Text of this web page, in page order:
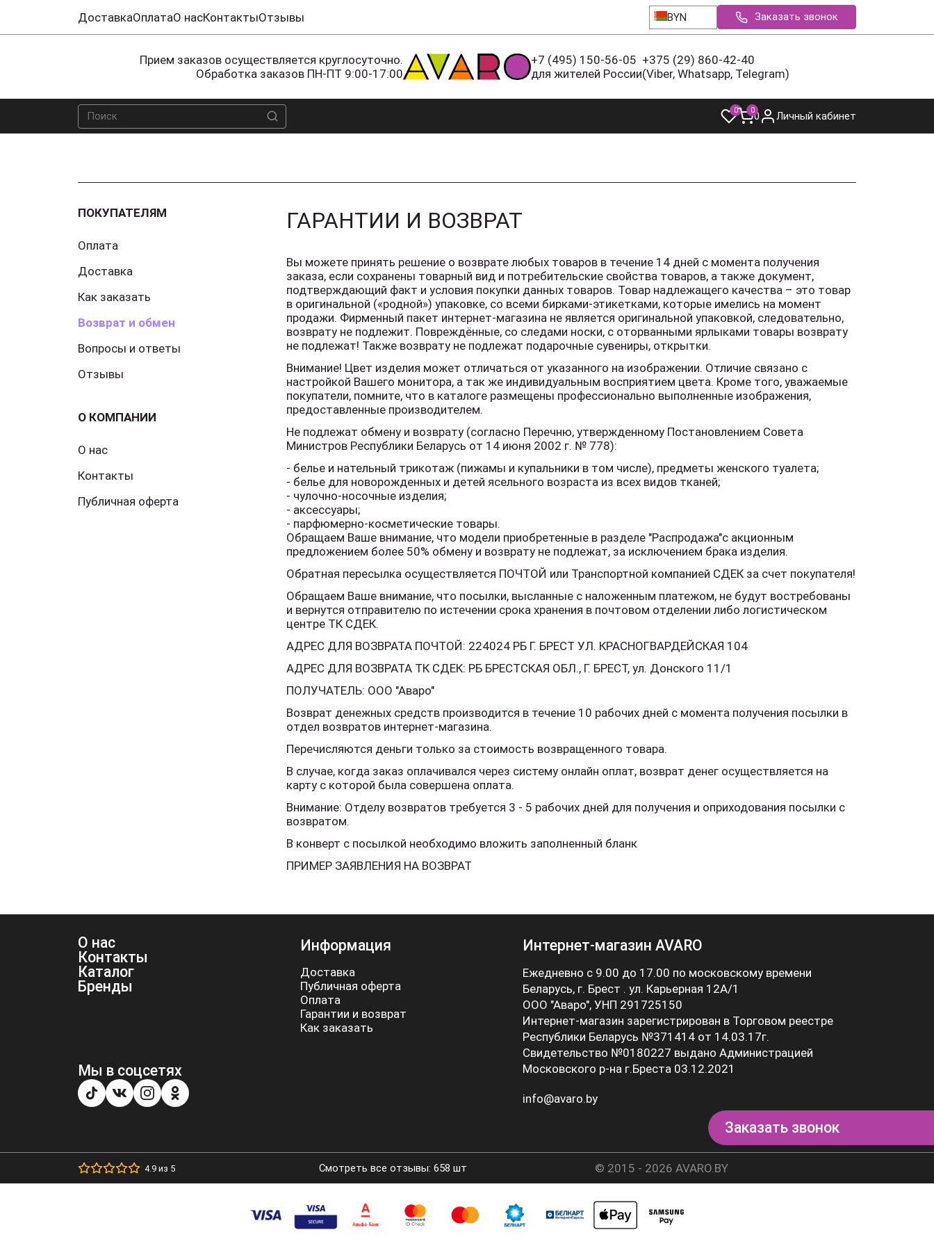
ДоставкаОплатаО насКонтактыОтзывы BYN Заказать звонок
Прием заказов осуществляется круглосуточно.
Обработка заказов ПН-ПТ 9:00-17:00
+7 (495) 150-56-05
для жителей России
+375 (29) 860-42-40
(Viber, Whatsapp, Telegram)
0 00 Личный кабинет
ГАРАНТИИ И ВОЗВРАТ
Вы можете принять решение о возврате любых товаров в течение 14 дней с момента получения
заказа, если сохранены товарный вид и потребительские свойства товаров, а также документ,
подтверждающий факт и условия покупки данных товаров. Товар надлежащего качества – это товар
в оригинальной («родной») упаковке, со всеми бирками-этикетками, которые имелись на момент
продажи. Фирменный пакет интернет-магазина не является оригинальной упаковкой, следовательно,
возврату не подлежит. Повреждённые, со следами носки, с оторванными ярлыками товары возврату
не подлежат! Также возврату не подлежат подарочные сувениры, открытки.
Внимание! Цвет изделия может отличаться от указанного на изображении. Отличие связано с
настройкой Вашего монитора, а так же индивидуальным восприятием цвета. Кроме того, уважаемые
покупатели, помните, что в каталоге размещены профессионально выполненные изображения,
предоставленные производителем.
Не подлежат обмену и возврату (согласно Перечню, утвержденному Постановлением Совета
Министров Республики Беларусь от 14 июня 2002 г. № 778):
- белье и нательный трикотаж (пижамы и купальники в том числе), предметы женского туалета;
- белье для новорожденных и детей ясельного возраста из всех видов тканей;
- чулочно-носочные изделия;
- аксессуары;
- парфюмерно-косметические товары.
Обращаем Ваше внимание, что модели приобретенные в разделе "Распродажа"с акционным
предложением более 50% обмену и возврату не подлежат, за исключением брака изделия.
Обратная пересылка осуществляется ПОЧТОЙ или Транспортной компанией СДЕК за счет покупателя!
Обращаем Ваше внимание, что посылки, высланные с наложенным платежом, не будут востребованы
и вернутся отправителю по истечении срока хранения в почтовом отделении либо логистическом
центре ТК СДЕК.
АДРЕС ДЛЯ ВОЗВРАТА ПОЧТОЙ: 224024 РБ Г. БРЕСТ УЛ. КРАСНОГВАРДЕЙСКАЯ 104
АДРЕС ДЛЯ ВОЗВРАТА ТК СДЕК: РБ БРЕСТСКАЯ ОБЛ., Г. БРЕСТ, ул. Донского 11/1
ПОЛУЧАТЕЛЬ: ООО "Аваро"
Возврат денежных средств производится в течение 10 рабочих дней с момента получения посылки в
отдел возвратов интернет-магазина.
Перечисляются деньги только за стоимость возвращенного товара.
В случае, когда заказ оплачивался через систему онлайн оплат, возврат денег осуществляется на
карту с которой была совершена оплата.
Внимание: Отделу возвратов требуется 3 - 5 рабочих дней для получения и оприходования посылки с
возвратом.
В конверт с посылкой необходимо вложить заполненный бланк
ПРИМЕР ЗАЯВЛЕНИЯ НА ВОЗВРАТ
ПОКУПАТЕЛЯМ
Оплата
Доставка
Как заказать
Возврат и обмен
Вопросы и ответы
Отзывы
О КОМПАНИИ
О нас
Контакты
Публичная оферта
О нас
Контакты
Каталог
Бренды
Мы в соцсетях
Информация
Доставка
Публичная оферта
Оплата
Гарантии и возврат
Как заказать
Интернет-магазин AVARO
Ежедневно с 9.00 до 17.00 по московскому времени
Беларусь, г. Брест . ул. Карьерная 12А/1
ООО "Аваро", УНП 291725150
Интернет-магазин зарегистрирован в Торговом реестре
Республики Беларусь №371414 от 14.03.17г.
Свидетельство №0180227 выдано Администрацией
Московского р-на г.Бреста 03.12.2021
info@avaro.by
Заказать звонок
4.9 из 5 Смотреть все отзывы: 658 шт © 2015 - 2026 AVARO.BY